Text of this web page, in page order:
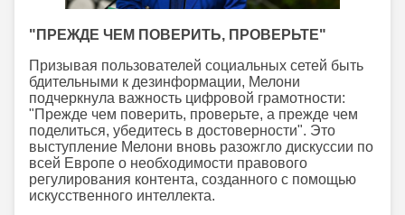
"ПРЕЖДЕ ЧЕМ ПОВЕРИТЬ, ПРОВЕРЬТЕ"
Призывая пользователей социальных сетей быть
бдительными к дезинформации, Мелони
подчеркнула важность цифровой грамотности:
"Прежде чем поверить, проверьте, а прежде чем
поделиться, убедитесь в достоверности". Это
выступление Мелони вновь разожгло дискуссии по
всей Европе о необходимости правового
регулирования контента, созданного с помощью
искусственного интеллекта.